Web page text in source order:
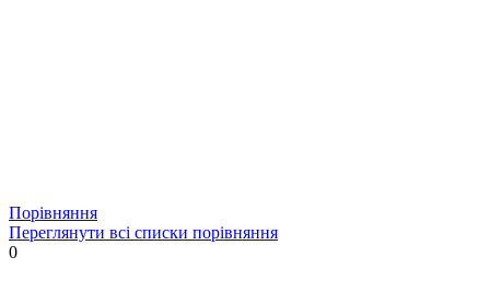
Порівняння
Переглянути всі списки порівняння
0